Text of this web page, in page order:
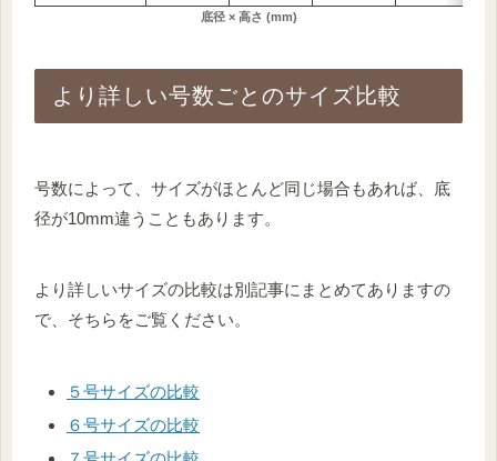
底径 × 高さ (mm)
より詳しい号数ごとのサイズ比較
号数によって、サイズがほとんど同じ場合もあれば、底
径が10mm違うこともあります。
より詳しいサイズの比較は別記事にまとめてありますの
で、そちらをご覧ください。
５号サイズの比較
６号サイズの比較